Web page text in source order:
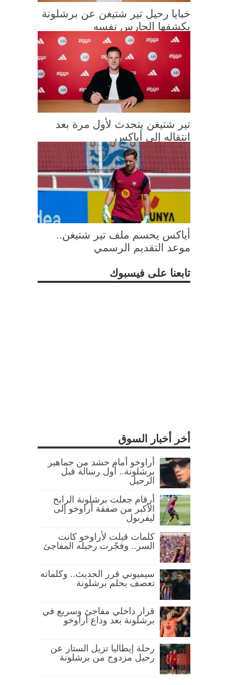
خبايا رحيل تير شتيغن عن برشلونة
يكشفها الحارس نفسه
تير شتيغن يتحدث لأول مرة بعد
انتقاله إلى أياكس
أياكس يحسم ملف تير شتيغن..
موعد التقديم الرسمي
تابعنا على فيسبوك
أخر أخبار السوق
أراوخو أمام حشد من جماهير
برشلونة.. أول رسالة قبل
الرحيل
أرقام جعلت برشلونة الرابح
الأكبر من صفقة أراوخو إلى
ليفربول
كلمات قيلت لأراوخو كانت
السر.. وفجّرت رحيله المفاجئ
سيميوني قرر الحديث.. وكلماته
تعصف بحلم برشلونة
قرار داخلي مفاجئ وسريع في
برشلونة بعد وداع أراوخو
رحلة إيطاليا تزيل الستار عن
رحيل مزدوج من برشلونة